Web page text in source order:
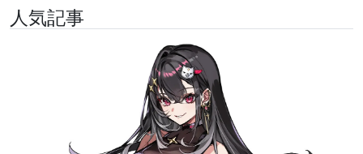
人気記事